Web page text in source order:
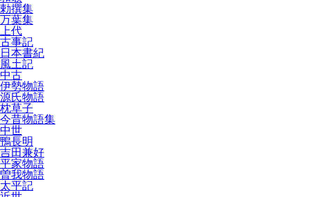
勅撰集
万葉集
上代
古事記
日本書紀
風土記
中古
伊勢物語
源氏物語
枕草子
今昔物語集
中世
鴨長明
吉田兼好
平家物語
曽我物語
太平記